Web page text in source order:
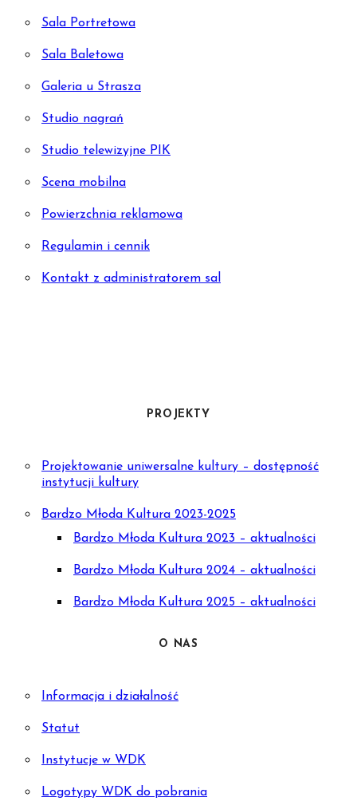
Sala Portretowa
Sala Baletowa
Galeria u Strasza
Studio nagrań
Studio telewizyjne PIK
Scena mobilna
Powierzchnia reklamowa
Regulamin i cennik
Kontakt z administratorem sal
PROJEKTY
Projektowanie uniwersalne kultury – dostępność
instytucji kultury
Bardzo Młoda Kultura 2023-2025
Bardzo Młoda Kultura 2023 – aktualności
Bardzo Młoda Kultura 2024 – aktualności
Bardzo Młoda Kultura 2025 – aktualności
O NAS
Informacja i działalność
Statut
Instytucje w WDK
Logotypy WDK do pobrania